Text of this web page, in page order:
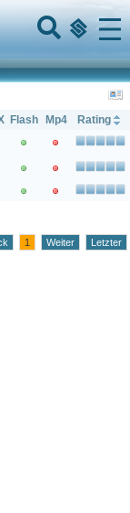
Menu
Flash Mp4
Rating
1 Weiter Letzter